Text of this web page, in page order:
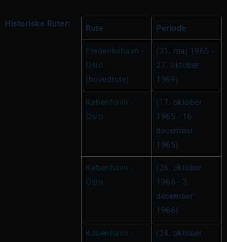
Historiske Ruter: Rute Periode
Frederikshavn -
Oslo
(hovedrute)
(31. maj 1965 -
27. oktober
1969)
København -
Oslo
(17. oktober
1965 - 16.
december
1965)
København -
Oslo
(26. oktober
1966 - 3.
december
1966)
København -
(24. oktober